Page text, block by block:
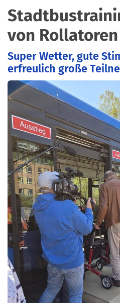
von
Super Wetter, gute
erfreulich große